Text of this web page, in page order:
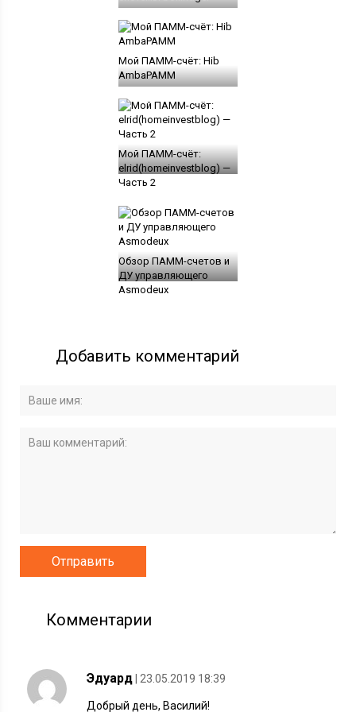
Мой ПАММ-счёт: Hib
AmbaPAMM
Мой ПАММ-счёт:
elrid(homeinvestblog) —
Часть 2
Обзор ПАММ-счетов и
ДУ управляющего
Asmodeux
Добавить комментарий
Комментарии
Эдуард | 23.05.2019 18:39
Добрый день, Василий!